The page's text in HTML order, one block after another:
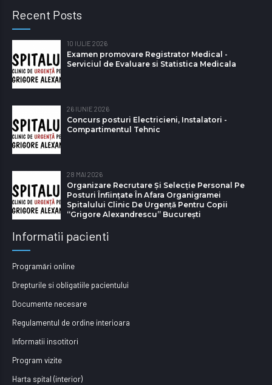
Recent Posts
10 IULIE 2026
Examen promovare Registrator Medical -
Serviciul de Evaluare si Statistica Medicala
26 IUNIE 2026
Concurs posturi Electricieni, Instalatori -
Compartimentul Tehnic
28 MAI 2026
Organizare Recrutare Și Selecție Personal Pe
Posturi Înființate În Afara Organigramei
Spitalului Clinic De Urgență Pentru Copii
“Grigore Alexandrescu” Bucureşti
Informatii pacienti
Programări online
Drepturile si obligatiile pacientului
Documente necesare
Regulamentul de ordine interioara
Informatii insotitori
Program vizite
Harta spital (interior)